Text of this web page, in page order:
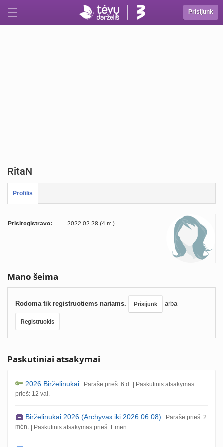
Prisijunk
RitaN
Profilis
Prisiregistravo: 2022.02.28 (4 m.)
Mano šeima
Rodoma tik registruotiems nariams. Prisijunk arba
Registruokis
Paskutiniai atsakymai
2026 Birželinukai Parašė prieš: 6 d. | Paskutinis atsakymas
prieš: 12 val.
Birželinukai 2026 (Archyvas iki 2026.06.08) Parašė prieš: 2
mėn. | Paskutinis atsakymas prieš: 1 mėn.